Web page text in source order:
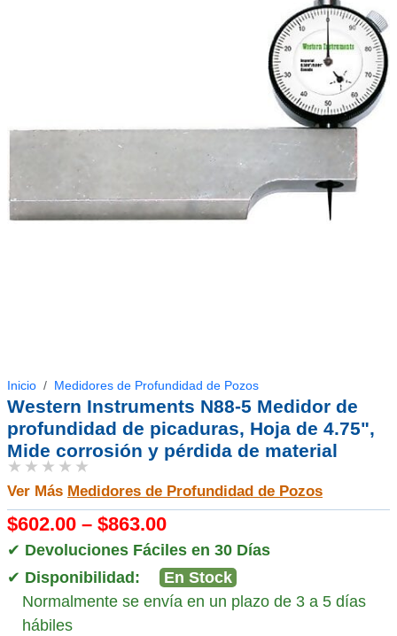
Inicio Medidores de Profundidad de Pozos
Western Instruments N88-5 Medidor de
profundidad de picaduras, Hoja de 4.75",
Mide corrosión y pérdida de material
★★★★★
Ver Más Medidores de Profundidad de Pozos
$602.00 – $863.00
✔ Devoluciones Fáciles en 30 Días
✔ Disponibilidad:
En Stock
Normalmente se envía en un plazo de 3 a 5 días
hábiles